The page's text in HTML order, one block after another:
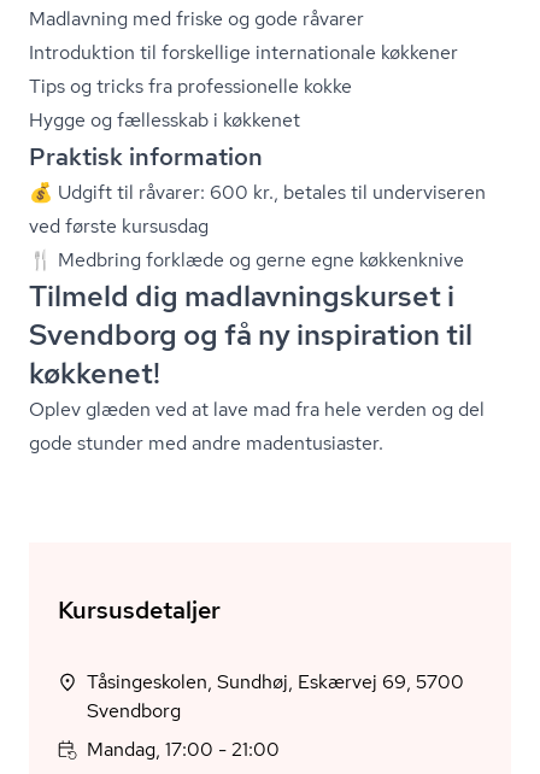
Madlavning med friske og gode råvarer
Introduktion til forskellige internationale køkkener
Tips og tricks fra professionelle kokke
Hygge og fællesskab i køkkenet
Praktisk information
💰 Udgift til råvarer: 600 kr., betales til underviseren
ved første kursusdag
🍴 Medbring forklæde og gerne egne køkkenknive
Tilmeld dig mad­lav­nings­kur­set i
Svendborg og få ny inspiration til
køkkenet!
Oplev glæden ved at lave mad fra hele verden og del
gode stunder med andre madentusiaster.
Kursusdetaljer
Tåsingeskolen, Sundhøj, Eskærvej 69, 5700
Svendborg
Mandag, 17:00 - 21:00